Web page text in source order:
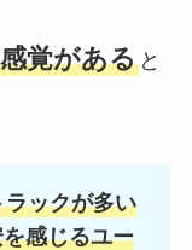
覚があると
ラックが多い
感じるユー